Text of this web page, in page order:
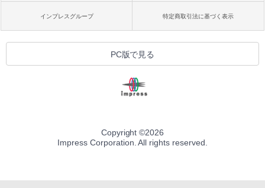
インプレスグループ 特定商取引法に基づく表示
PC版で見る
Copyright ©2026
Impress Corporation. All rights reserved.